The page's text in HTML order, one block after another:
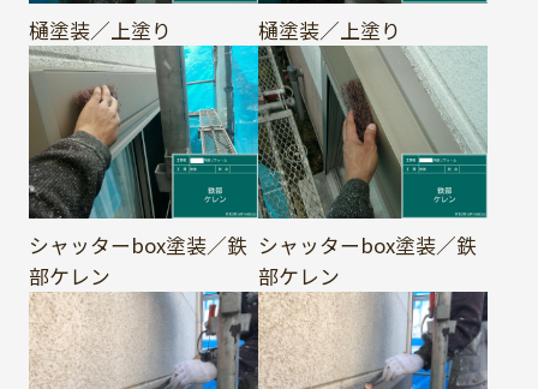
樋塗装／上塗り 樋塗装／上塗り
シャッターbox塗装／鉄
部ケレン
シャッターbox塗装／鉄
部ケレン